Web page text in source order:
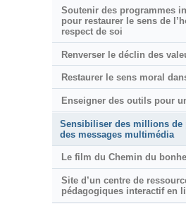
Soutenir des programmes
pour restaurer le sens de
respect de soi
Renverser le déclin des
Restaurer le sens moral
Enseigner des outils pour
Sensibiliser des millions de
des messages multimédia
Le film du Chemin du
Site d’un centre de
pédagogiques interactif en